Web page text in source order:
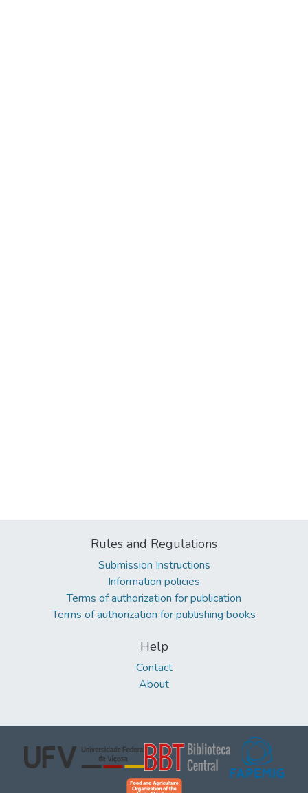
Rules and Regulations
Submission Instructions
Information policies
Terms of authorization for publication
Terms of authorization for publishing books
Help
Contact
About